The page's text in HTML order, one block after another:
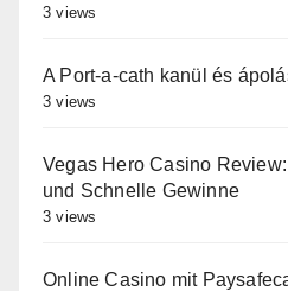
3 views
A Port-a-cath kanül és
3 views
Vegas Hero Casino
und Schnelle Gewinne
3 views
Online Casino mit